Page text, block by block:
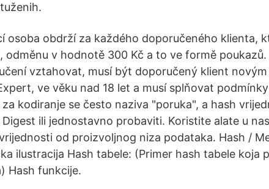
osoba obdrží za každého doporučeného klienta,
odměnu v hodnotě 300 Kč a to ve formě poukazů.
vztahovat, musí být doporučený klient
ve věku nad 18 let a musí splňovat
kodiranje se često naziva "poruka", a hash
Digest ili jednostavno probaviti. Koristite alate u
od proizvoljnog niza podataka. Hash /
ilustracija Hash tabele: (Primer hash tabele koja
Hash funkcije.